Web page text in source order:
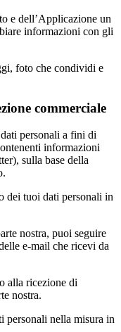
e dell’Applicazione un
informazioni con gli
foto che condividi e
commerciale
personali a fini di
informazioni
sulla base della
dei tuoi dati personali in
nostra, puoi seguire
e-mail che ricevi da
alla ricezione di
nostra.
personali nella misura in